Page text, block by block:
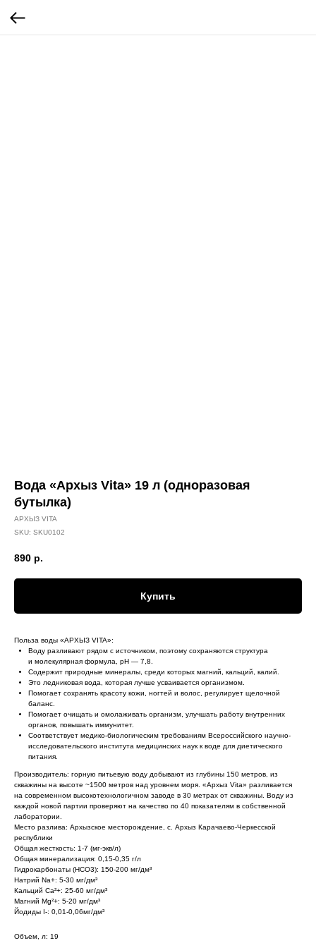
Вода «Архыз Vita» 19 л (одноразовая
бутылка)
АРХЫЗ VITA
SKU: SKU0102
890 р.
Купить
Польза воды «АРХЫЗ VITA»:
Воду разливают рядом с источником, поэтому сохраняются структура
и молекулярная формула, pH — 7,8.
Содержит природные минералы, среди которых магний, кальций, калий.
Это ледниковая вода, которая лучше усваивается организмом.
Помогает сохранять красоту кожи, ногтей и волос, регулирует щелочной
баланс.
Помогает очищать и омолаживать организм, улучшать работу внутренних
органов, повышать иммунитет.
Соответствует медико-биологическим требованиям Всероссийского научно-
исследовательского института медицинских наук к воде для диетического
питания.
Производитель: горную питьевую воду добывают из глубины 150 метров, из
скважины на высоте ~1500 метров над уровнем моря. «Архыз Vita» разливается
на современном высокотехнологичном заводе в 30 метрах от скважины. Воду из
каждой новой партии проверяют на качество по 40 показателям в собственной
лаборатории.
Место разлива: Архызское месторождение, с. Архыз Карачаево-Черкесской
республики
Общая жесткость: 1-7 (мг-экв/л)
Общая минерализация: 0,15-0,35 г/л
Гидрокарбонаты (HCO3): 150-200 мг/дм³
Натрий Na+: 5-30 мг/дм³
Кальций Сa²+: 25-60 мг/дм³
Магний Mg²+: 5-20 мг/дм³
Йодиды I-: 0,01-0,06мг/дм³
Объем, л: 19